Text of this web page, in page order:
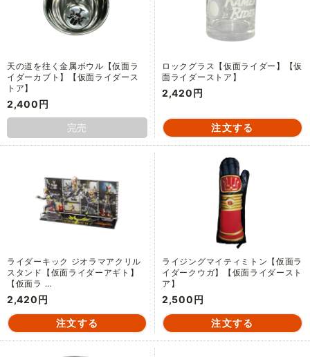
天の道を往く金属ボウル【仮面ラ
イダーカブト】【仮面ライダース
トア】
2,400円
完売
ロックグラス【仮面ライダー】【仮
面ライダーストア】
2,420円
ライダーキック ジオラマアクリル
スタンド【仮面ライダーアギト】
【仮面ラ …
2,420円
ライジングマイティミトン【仮面ラ
イダークウガ】【仮面ライダースト
ア】
2,500円